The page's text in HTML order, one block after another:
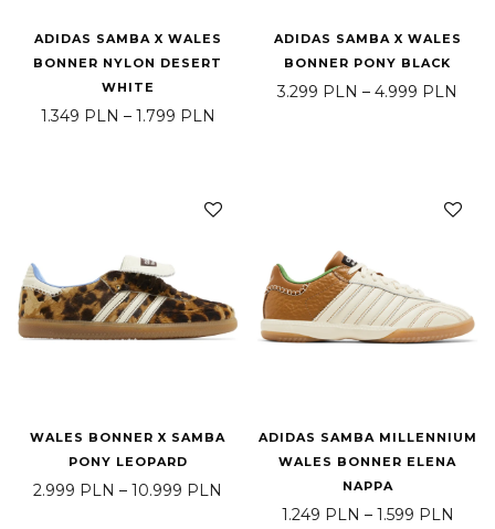
ADIDAS SAMBA X WALES
BONNER NYLON DESERT
WHITE
1.349 PLN – 1.799 PLN
ADIDAS SAMBA X WALES
BONNER PONY BLACK
3.299 PLN – 4.999 PLN
WALES BONNER X SAMBA
PONY LEOPARD
2.999 PLN – 10.999 PLN Zakres cen: od 2.999 PLN do
ADIDAS SAMBA MILLENNIUM
WALES BONNER ELENA
NAPPA
1.249 PLN – 1.599 PLN